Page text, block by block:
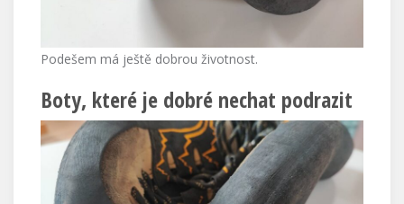
Podešem má ještě dobrou životnost.
Boty, které je dobré nechat podrazit